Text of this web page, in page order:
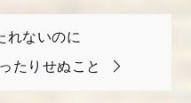
れないのに
たりせぬこと